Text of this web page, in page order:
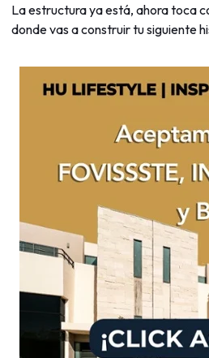
La estructura ya está, ahora toca
donde vas a construir tu siguiente